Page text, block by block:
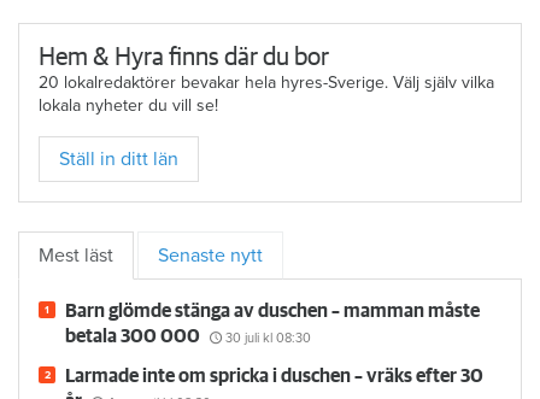
Hem & Hyra finns där du bor
20 lokalredaktörer bevakar hela hyres-Sverige. Välj själv vilka
lokala nyheter du vill se!
Ställ in ditt län
Mest läst Senaste nytt
Barn glömde stänga av duschen – mamman måste
betala 300 000
30 juli kl 08:30
Larmade inte om spricka i duschen – vräks efter 30